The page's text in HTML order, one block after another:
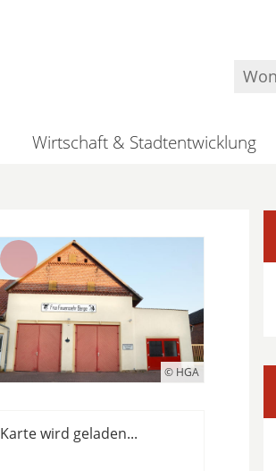
Wirtschaft & Stadtentwicklung
© HGA
Karte wird geladen...